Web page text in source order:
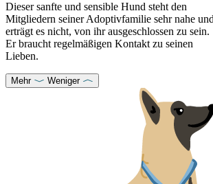
Dieser sanfte und sensible Hund steht den
Mitgliedern seiner Adoptivfamilie sehr nahe und
erträgt es nicht, von ihr ausgeschlossen zu sein.
Er braucht regelmäßigen Kontakt zu seinen
Lieben.
Mehr Weniger